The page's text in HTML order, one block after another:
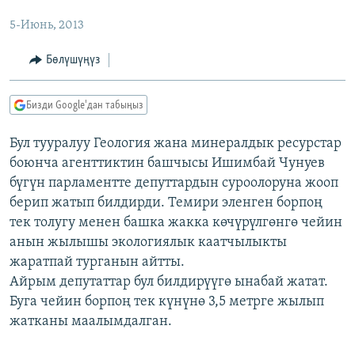
ЭКОНОМИКА
МАДАНИЯТ
БОРБОР АЗИЯ
АТАЙЫН ИЛИКТӨӨ
ТВ ПРОГРАММАЛАР
ЭКСПЕРТТЕР ТАЛДАЙТ
БИЗ ЖАНА ДҮЙНӨ
ЭЖЕ-СИҢДИЛЕР
АЗАТТЫК+
ЫҢГАЙСЫЗ СУРООЛОР
ӨЗГӨЧӨ ПИКИР
Русский
ОНЛАЙН ШЕРИНЕ
ЭЕ/АРнун бардык сайттары
5-Июнь, 2013
Бөлүшүңүз
Бизди Google'дан табыңыз
Бул тууралуу Геология жана минералдык ресурстар
боюнча агенттиктин башчысы Ишимбай Чунуев
бүгүн парламентте депуттардын суроолоруна жооп
берип жатып билдирди. Темири эленген борпоң
тек толугу менен башка жакка көчүрүлгөнгө чейин
анын жылышы экологиялык каатчылыкты
жаратпай турганын айтты.
Айрым депутаттар бул билдирүүгө ынабай жатат.
Буга чейин борпоң тек күнүнө 3,5 метрге жылып
жатканы маалымдалган.